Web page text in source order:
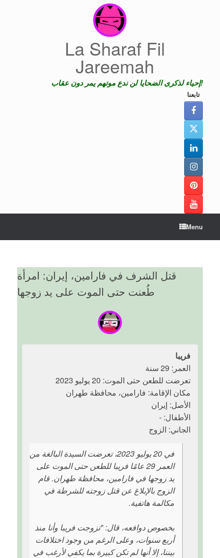
La Sharaf Fil
Jareemah
إحياء لذكرى الضحايا لن ندع موتهم يمر دون عقاب!
تابعنا
Menu
قتل الشرف في فارامين، إيران: امرأة
طُعنت حتى الموت على يد زوجها
فريبا
العمر: 29 سنة
تعرضت للطعن حتى الموت: 20 يوليو 2023
مكان الإقامة: فارامين، محافظة طهران
الأصل: إيران
الأطفال: -
الجاني: الزوج
في 20 يوليو 2023، تعرضت السيدة البالغة من
العمر 29 عامًا فريبا للطعن حتى الموت على
يد زوجها في فارامين، محافظة طهران. قام
الزوج بالإبلاغ عن قتل زوجته للشرطة في
مكالمة هاتفية.
بخصوص دوافعه، قال: "تزوجت فريبا وأنا منذ
أربع سنوات، وعلى الرغم من وجود اختلافات
بيننا، إلا أنها لم تكن كبيرة بما يكفي لأرغب في